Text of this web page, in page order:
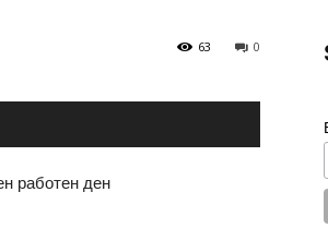
0
63
работен ден